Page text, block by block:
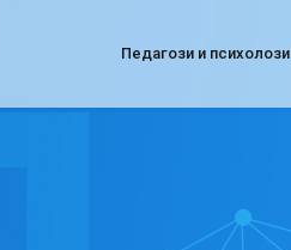
Педагози и психолози